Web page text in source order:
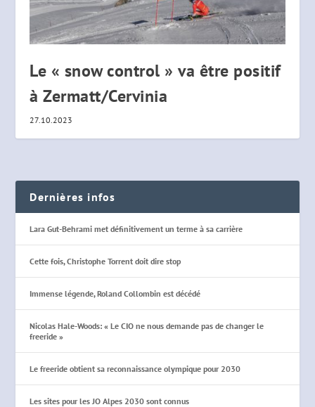
Le « snow control » va être positif
à Zermatt/Cervinia
27.10.2023
Dernières infos
Lara Gut-Behrami met définitivement un terme à sa carrière
Cette fois, Christophe Torrent doit dire stop
Immense légende, Roland Collombin est décédé
Nicolas Hale-Woods: « Le CIO ne nous demande pas de changer le
freeride »
Le freeride obtient sa reconnaissance olympique pour 2030
Les sites pour les JO Alpes 2030 sont connus